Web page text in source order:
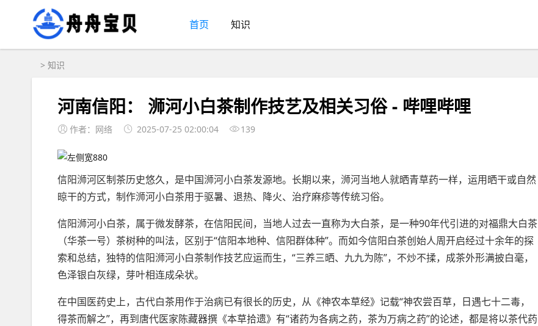
首页 知识
> 知识
河南信阳： 浉河小白茶制作技艺及相关习俗 - 哔哩哔哩
作者：网络 2025-07-25 02:00:04 139
信阳浉河区制茶历史悠久，是中国浉河小白茶发源地。长期以来，浉河当地人就晒青草药一样，运用晒干或自然
晾干的方式，制作浉河小白茶用于驱暑、退热、降火、治疗麻疹等传统习俗。
信阳浉河小白茶，属于微发酵茶，在信阳民间，当地人过去一直称为大白茶，是一种90年代引进的对福鼎大白茶
（华茶一号）茶树种的叫法，区别于“信阳本地种、信阳群体种”。而如今信阳白茶创始人周开启经过十余年的探
索和总结，独特的信阳浉河小白茶制作技艺应运而生，“三养三晒、九九为陈”，不炒不揉，成茶外形满披白毫，
色泽银白灰绿，芽叶相连成朵状。
在中国医药史上，古代白茶用作于治病已有很长的历史，从《神农本草经》记载“神农尝百草，日遇七十二毒，
得茶而解之”，再到唐代医家陈藏器撰《本草拾遗》有“诸药为各病之药，茶为万病之药”的论述，都是将以茶代药